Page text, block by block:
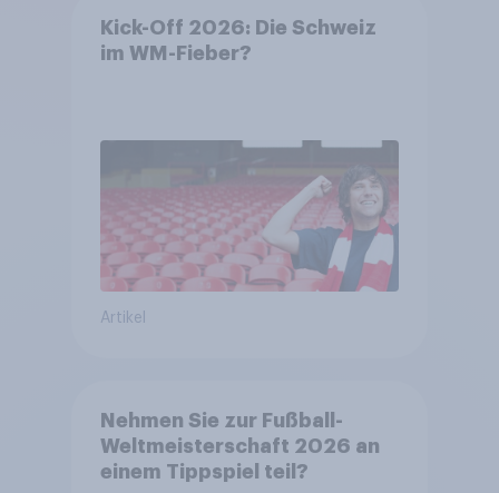
Kick-Off 2026: Die Schweiz
im WM-Fieber?​
Artikel
Nehmen Sie zur Fußball-
Weltmeisterschaft 2026 an
einem Tippspiel teil?